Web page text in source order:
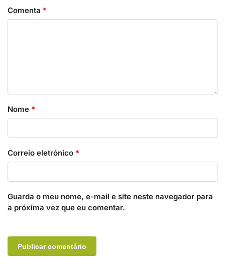
Comenta *
Nome *
Correio eletrónico *
Guarda o meu nome, e-mail e site neste navegador para
a próxima vez que eu comentar.